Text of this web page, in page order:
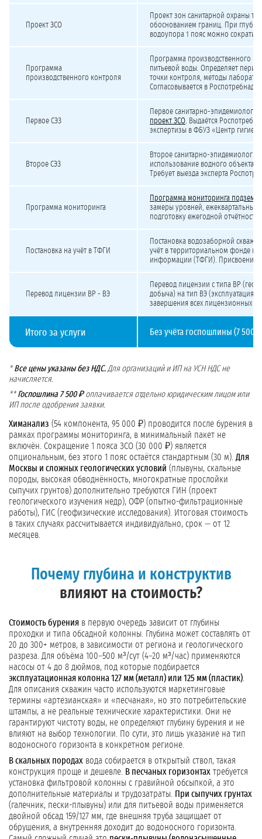
Проект ЗСО
Проект зон санитарной охраны
обоснованием границ. При
водоупора 1 пояс можно
Программа
производственного контроля
Программа производственного
питьевой воды. Определяет
точки контроля, методы
Согласовывается в
Первое СЭЗ
Первое санитарно-
проект ЗСО. Выдаётся
экспертизы в ФБУЗ «Центр
Второе СЭЗ
Второе санитарно-
использование водного объекта
Требует выезда эксперта
Программа мониторинга
Программа мониторинга
замеры уровней, ежеквартальные
подготовку ежегодной
Постановка на учёт в ТФГИ
Постановка водозаборной
учёт в территориальном фонде
информации (ТФГИ). Присвоение
Перевод лицензии ВР - ВЭ
Перевод лицензии с типа ВР
добыча) на тип ВЭ (эксплуатация).
завершения всех лицензионных
Итого за услуги Без учёта госпошлины (7 500
* Все цены указаны без НДС. Для организаций и ИП на УСН НДС не
начисляется.
** Госпошлина 7 500 ₽оплачивается отдельно юридическим лицом или
ИП после одобрения заявки.
Химанализ (54 компонента, 95 000 ₽) проводится после бурения в
рамках программы мониторинга, в минимальный пакет не
включён. Сокращение 1 пояса ЗСО (30 000 ₽) является
опциональным, без этого 1 пояс остаётся стандартным (30 м). Для
Москвы и сложных геологических условий (плывуны, скальные
породы, высокая обводнённость, многократные прослойки
сыпучих грунтов) дополнительно требуются ГИН (проект
геологического изучения недр), ОФР (опытно-фильтрационные
работы), ГИС (геофизические исследования). Итоговая стоимость
в таких случаях рассчитывается индивидуально, срок — от 12
месяцев.
Почему глубина и конструктив
влияют на стоимость?
Стоимость бурения в первую очередь зависит от глубины
проходки и типа обсадной колонны. Глубина может составлять от
20 до 300+ метров, в зависимости от региона и геологического
разреза. Для объёма 100–500 м³/сут (4–20 м³/час) применяются
насосы от 4 до 8 дюймов, под которые подбирается
эксплуатационная колонна 127 мм (металл) или 125 мм (пластик)
Для описания скважин часто используются маркетинговые
термины «артезианская» и «песчаная», но это потребительские
штампы, а не реальные технические характеристики. Они не
гарантируют чистоту воды, не определяют глубину бурения и не
влияют на выбор технологии. По сути, это лишь указание на тип
водоносного горизонта в конкретном регионе.
В скальных породах вода собирается в открытый ствол, такая
конструкция проще и дешевле. В песчаных горизонтах требуется
установка фильтровой колонны с гравийной обсыпкой, а это
дополнительные материалы и трудозатраты. При сыпучих грунтах
(галечник, пески-плывуны) или для питьевой воды применяется
двойной обсад 159/127 мм, где внешняя труба защищает от
обрушения, а внутренняя доходит до водоносного горизонта.